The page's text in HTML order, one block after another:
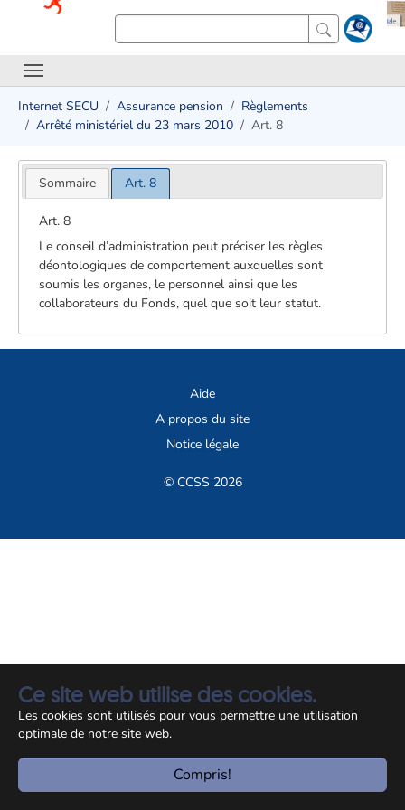
Ce site web utilise des cookies.
Les cookies sont utilisés pour vous permettre une utilisation
optimale de notre site web.
Compris!
Internet SECU Assurance pension
Règlements
Arrêté ministériel du 23 mars 2010
Art. 8
Sommaire Art. 8
Art. 8
Le conseil d’administration peut préciser les règles
déontologiques de comportement auxquelles sont
soumis les organes, le personnel ainsi que les
collaborateurs du Fonds, quel que soit leur statut.
Aide
A propos du site
Notice légale
© CCSS 2026